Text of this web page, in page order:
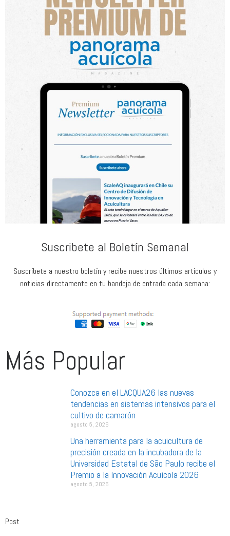
Suscribete al Boletín Semanal
Suscríbete a nuestro boletín y recibe nuestros últimos artículos y
noticias directamente en tu bandeja de entrada cada semana:
Más Popular
Conozca en el LACQUA26 las nuevas
tendencias en sistemas intensivos para el
cultivo de camarón
agosto 5, 2026
Una herramienta para la acuicultura de
precisión creada en la incubadora de la
Universidad Estatal de São Paulo recibe el
Premio a la Innovación Acuícola 2026
agosto 5, 2026
Post